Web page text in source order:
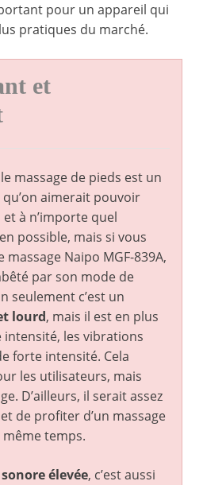
pour un appareil qui
pratiques du marché.
et
massage de pieds est un
aimerait pouvoir
à n’importe quel
possible, mais si vous
massage Naipo MGF-839A,
par son mode de
seulement c’est un
lourd, mais il est en plus
les vibrations
forte intensité. Cela
les utilisateurs, mais
D’ailleurs, il serait assez
de profiter d’un massage
temps.
élevée, c’est aussi